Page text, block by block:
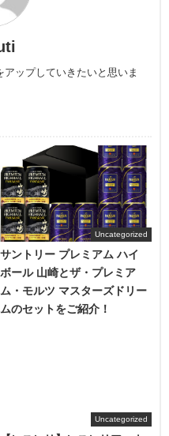
ップしていきたいと思いま
Uncategorized
サントリー プレミアム ハイ
ボール 山崎とザ・プレミア
ム・モルツ マスターズドリー
ムのセットをご紹介！
Uncategorized